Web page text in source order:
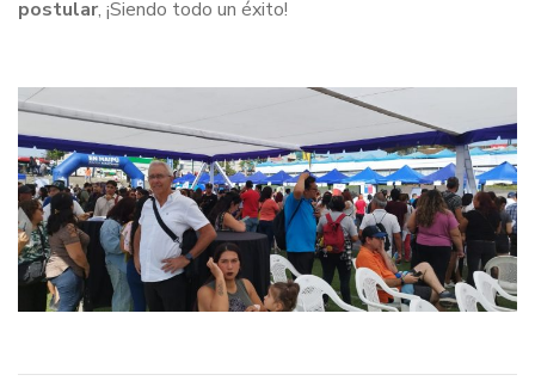
postular, ¡Siendo todo un éxito!